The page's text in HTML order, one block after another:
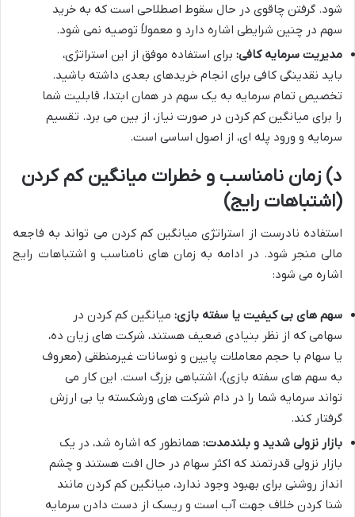
شود. گرفتن چاقوی در حال سقوط اصطلاحی است که به خرید
سهم در چنین شرایطی اشاره دارد و معمولاً توصیه نمی شود.
مدیریت سرمایه کافی: برای استفاده موفق از این استراتژی،
باید نقدینگی کافی برای انجام خریدهای بعدی داشته باشید.
تخصیص تمام سرمایه به یک سهم در همان ابتدا، قابلیت شما
را برای میانگین کم کردن در صورت نیاز، از بین می برد. تقسیم
سرمایه و ورود پله ای، از اصول اساسی است.
د) زمان نامناسب و خطرات میانگین کم کردن
(اشتباهات رایج)
استفاده نادرست از استراتژی میانگین کم کردن می تواند به فاجعه
مالی منجر شود. در ادامه به زمان های نامناسب و اشتباهات رایج
اشاره می شود:
سهم های بی کیفیت یا سفته بازی: میانگین کم کردن در
سهامی که از نظر بنیادی ضعیف هستند، شرکت های زیان ده،
یا سهام با حجم معاملات پایین و نوسانات غیرمنطقی (معروف
به سهم های سفته بازی)، اشتباهی بزرگ است. این کار می
تواند سرمایه شما را در دام شرکت های ورشکسته یا بی ارزش
گرفتار کند.
بازار نزولی شدید و بلندمدت: همانطور که اشاره شد، در یک
بازار نزولی قدرتمند که اکثر سهام در حال افت هستند و چشم
انداز روشنی برای بهبود وجود ندارد، میانگین کم کردن مانند
شنا کردن خلاف جهت آب است و ریسک از دست دادن سرمایه